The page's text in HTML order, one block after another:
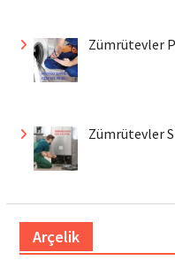
Zümrütevler
Zümrütevler
Arçelik